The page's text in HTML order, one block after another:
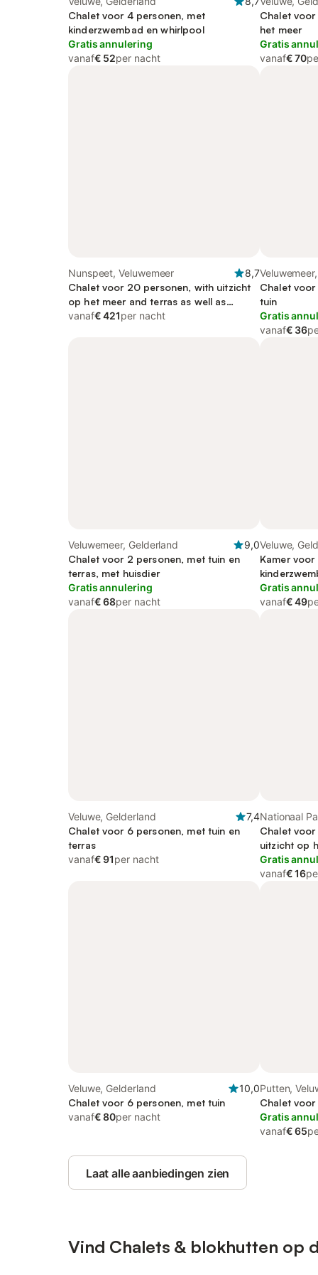
Chalet voor 4 personen, met
kinderzwembad en whirlpool
Gratis annulering
vanaf€ 52per nacht
Chalet
het meer
Gratis
vanaf€ 70
Nunspeet, Veluwemeer
8,7
Chalet voor 20 personen, with uitzicht
op het meer and terras as well as
balkon/terras and sauna
vanaf€ 421per nacht
Chalet
tuin
Gratis
vanaf€ 36
Veluwemeer, Gelderland
9,0
Chalet voor 2 personen, met tuin en
terras, met huisdier
Gratis annulering
vanaf€ 68per nacht
Veluwe,
Kamer
Gratis
vanaf€ 49
Veluwe, Gelderland
7,4
Chalet voor 6 personen, met tuin en
terras
vanaf€ 91per nacht
Nationaal
Gelderland
Chalet
uitzicht op
balkon/
Gratis
vanaf€ 16
Veluwe, Gelderland
10,0
Chalet voor 6 personen, met tuin
vanaf€ 80per nacht
Putten,
Chalet
Gratis
vanaf€ 65
Laat alle aanbiedingen zien
Vind Chalets & blokhutten op